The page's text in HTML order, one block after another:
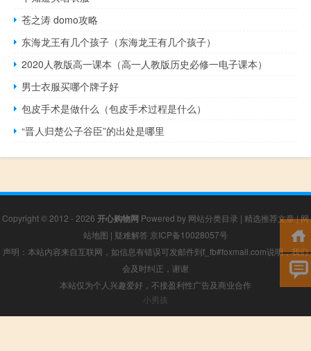
苍之涛 domo攻略
东海龙王有几个孩子（东海龙王有几个孩子）
2020人教版高一课本（高一人教版历史必修一电子课本）
男士衣服买哪个牌子好
包皮手术是做什么（包皮手术过程是什么）
“晋人归楚公子谷臣”的出处是哪里
Copyright © 2012 - 2026 开心购物网 Powered by 网站分类目录 | 精选推荐文章|网
站地图 | 疑难解答 京ICP备10028057号
声明：本站内容来自互联网，如信息有错误可发邮件到f_fb#foxmail.com说明，我们
会及时纠正，谢谢
本站仅为个人兴趣爱好，不接盈利性广告及商业合作
小男孩